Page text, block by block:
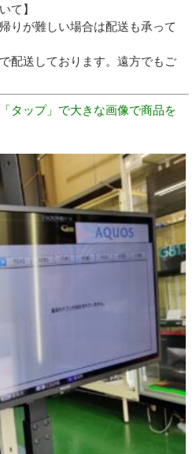
て】
りが難しい場合は配送も承って
配送しております。遠方でもご
タップ」で大きな画像で商品を